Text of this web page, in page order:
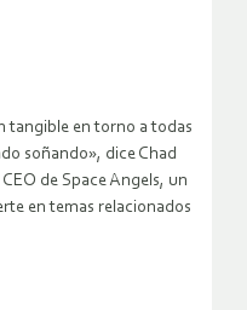
tangible en torno a todas
soñando», dice Chad
de Space Angels, un
en temas relacionados